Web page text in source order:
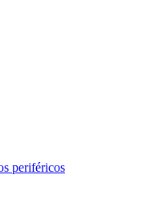
periféricos